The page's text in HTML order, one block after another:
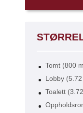
Tomt (800
Lobby (5.72
Toalett